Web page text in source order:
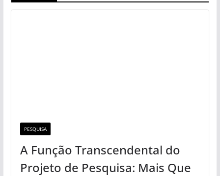
PESQUISA
A Função Transcendental do
Projeto de Pesquisa: Mais Que